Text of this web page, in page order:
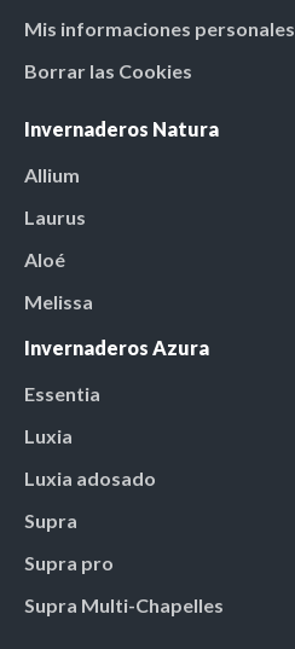
Mis informaciones personales
Borrar las Cookies
Invernaderos Natura
Allium
Laurus
Aloé
Melissa
Invernaderos Azura
Essentia
Luxia
Luxia adosado
Supra
Supra pro
Supra Multi-Chapelles